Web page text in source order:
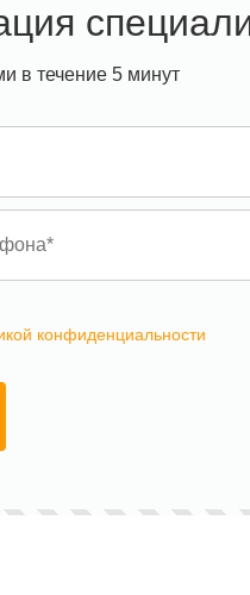
в течение 5 минут
конфиденциальности